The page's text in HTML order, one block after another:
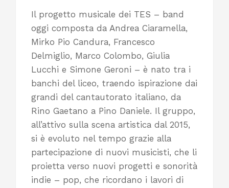
Il progetto musicale dei TES – band
oggi composta da Andrea Ciaramella,
Mirko Pio Candura, Francesco
Delmiglio, Marco Colombo, Giulia
Lucchi e Simone Geroni – è nato tra i
banchi del liceo, traendo ispirazione dai
grandi del cantautorato italiano, da
Rino Gaetano a Pino Daniele. Il gruppo,
all’attivo sulla scena artistica dal 2015,
si è evoluto nel tempo grazie alla
partecipazione di nuovi musicisti, che li
proietta verso nuovi progetti e sonorità
indie – pop, che ricordano i lavori di